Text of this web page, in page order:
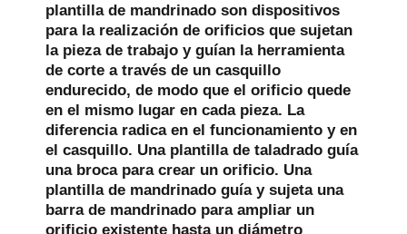
plantilla de mandrinado son dispositivos
para la realización de orificios que sujetan
la pieza de trabajo y guían la herramienta
de corte a través de un casquillo
endurecido, de modo que el orificio quede
en el mismo lugar en cada pieza. La
diferencia radica en el funcionamiento y en
el casquillo. Una plantilla de taladrado guía
una broca para crear un orificio. Una
plantilla de mandrinado guía y sujeta una
barra de mandrinado para ampliar un
orificio existente hasta un diámetro